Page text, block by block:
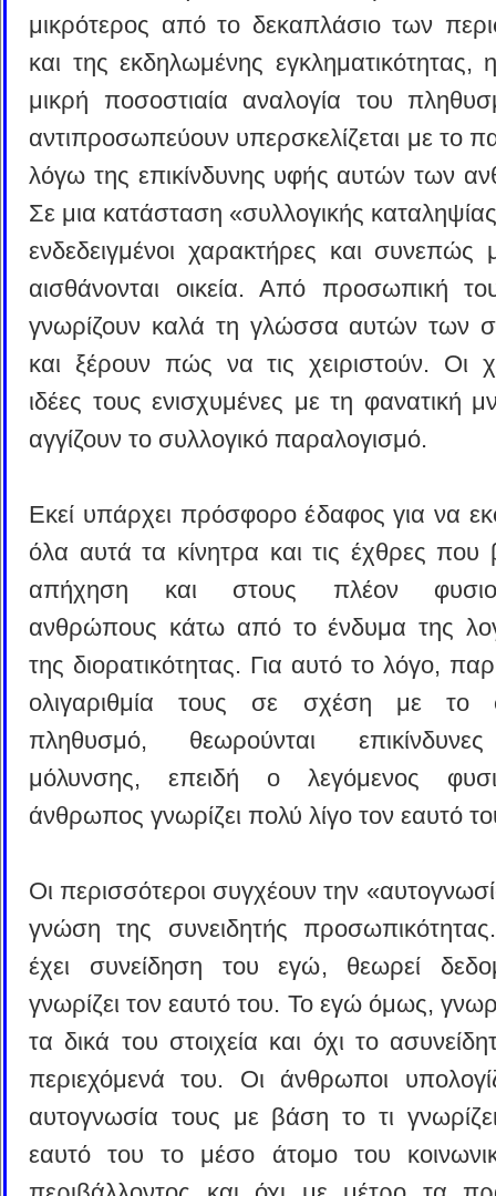
μικρότερος από το δεκαπλάσιο των
και της εκδηλωμένης εγκληματικότητας,
μικρή ποσοστιαία αναλογία του
αντιπροσωπεύουν υπερσκελίζεται με το
λόγω της επικίνδυνης υφής αυτών των
Σε μια κατάσταση «συλλογικής
ενδεδειγμένοι χαρακτήρες και συνεπώς
αισθάνονται οικεία. Από προσωπική
γνωρίζουν καλά τη γλώσσα αυτών των
και ξέρουν πώς να τις χειριστούν. Οι
ιδέες τους ενισχυμένες με τη φανατική
αγγίζουν το συλλογικό παραλογισμό.
Εκεί υπάρχει πρόσφορο έδαφος για να
όλα αυτά τα κίνητρα και τις έχθρες που
απήχηση και στους πλέον
ανθρώπους κάτω από το ένδυμα της
της διορατικότητας. Για αυτό το λόγο,
ολιγαριθμία τους σε σχέση με το
πληθυσμό, θεωρούνται
μόλυνσης, επειδή ο λεγόμενος
άνθρωπος γνωρίζει πολύ λίγο τον εαυτό
Οι περισσότεροι συγχέουν την
γνώση της συνειδητής
έχει συνείδηση του εγώ, θεωρεί
γνωρίζει τον εαυτό του. Το εγώ όμως,
τα δικά του στοιχεία και όχι το
περιεχόμενά του. Οι άνθρωποι
αυτογνωσία τους με βάση το τι
εαυτό του το μέσο άτομο του